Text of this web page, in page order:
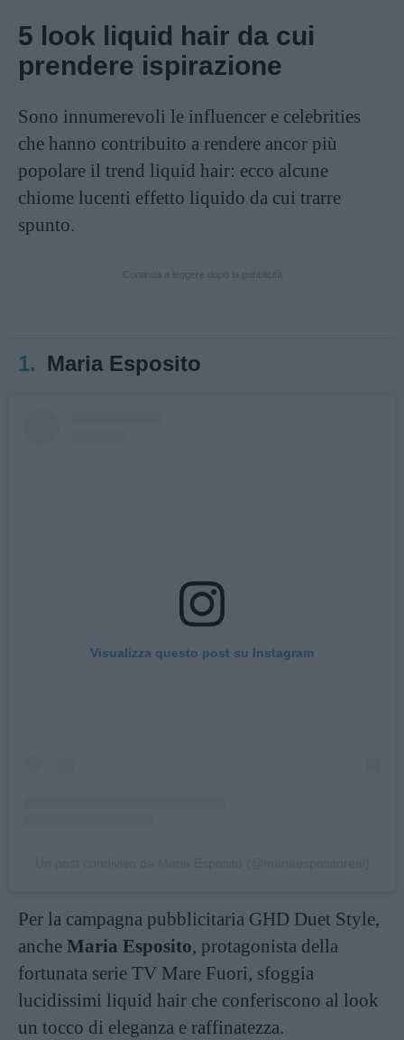
5 look liquid hair da cui
prendere ispirazione
Sono innumerevoli le influencer e celebrities
che hanno contribuito a rendere ancor più
popolare il trend liquid hair: ecco alcune
chiome lucenti effetto liquido da cui trarre
spunto.
1. Maria Esposito
Visualizza questo post su Instagram
Per la campagna pubblicitaria GHD Duet Style,
anche Maria Esposito, protagonista della
fortunata serie TV Mare Fuori, sfoggia
lucidissimi liquid hair che conferiscono al look
un tocco di eleganza e raffinatezza.